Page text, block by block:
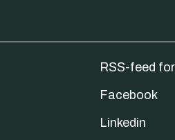
RSS-feed
Facebook
Linkedin